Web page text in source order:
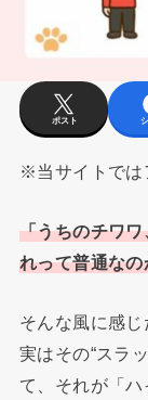
ポスト
※当サイトでは
「うちのチワ
れって普通なの
そんな風に感
実はその“スラ
て、それが「